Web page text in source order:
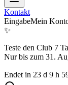
Kontakt
EingabeMein
✨
Teste den Club 7
Nur bis zum 31.
Endet in 23 d 9 h